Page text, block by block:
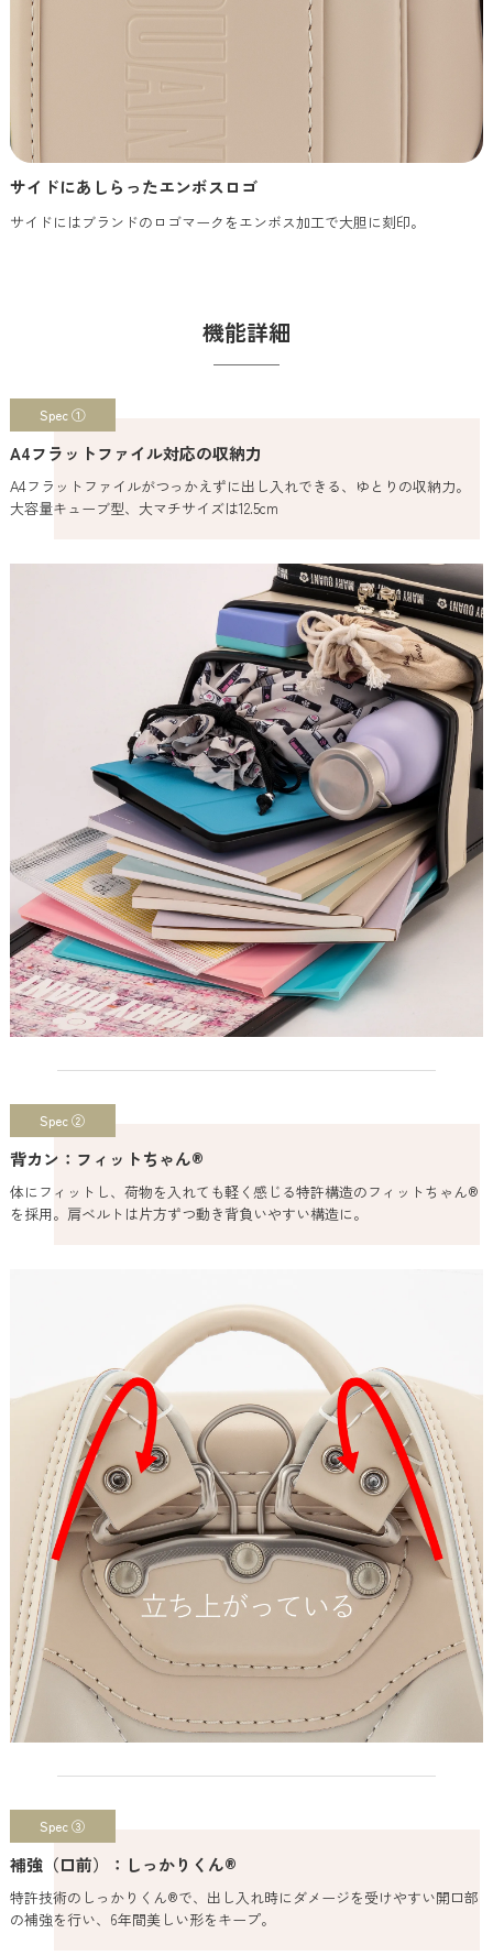
サイドにあしらったエンボスロゴ
サイドにはブランドのロゴマークをエンボス加工で大胆に刻印。
機能詳細
Spec ①
A4フラットファイル対応の収納力
A4フラットファイルがつっかえずに出し入れできる、ゆとりの収納力。
大容量キューブ型、大マチサイズは12.5cm
Spec ②
背カン：フィットちゃん®
体にフィットし、荷物を入れても軽く感じる特許構造のフィットちゃん®
を採用。肩ベルトは片方ずつ動き背負いやすい構造に。
Spec ③
補強（口前）：しっかりくん®
特許技術のしっかりくん®で、出し入れ時にダメージを受けやすい開口部
の補強を行い、6年間美しい形をキープ。